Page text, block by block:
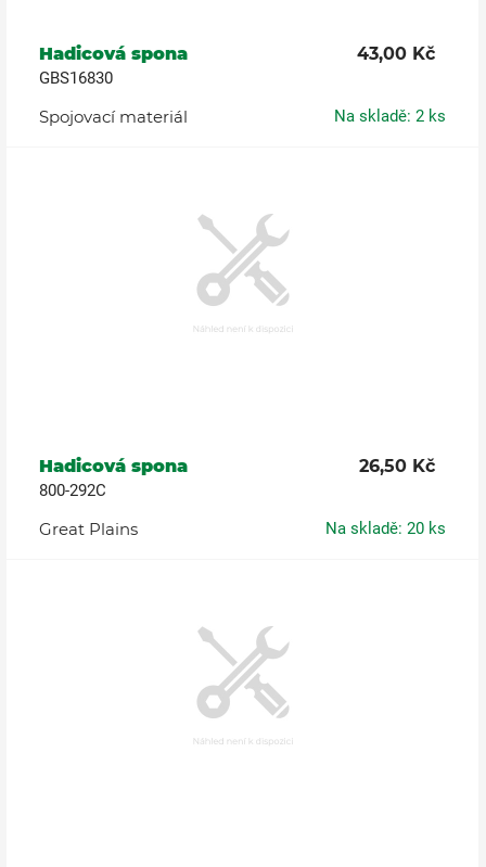
Hadicová spona 43,00 Kč
GBS16830
Spojovací materiál Na skladě: 2 ks
Hadicová spona 26,50 Kč
800-292C
Great Plains Na skladě: 20 ks